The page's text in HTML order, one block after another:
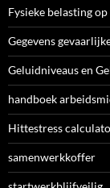
Fysieke belasting
Gegevens
Geluidniveaus en
handboek
Hittestress
samenwerkkoffer